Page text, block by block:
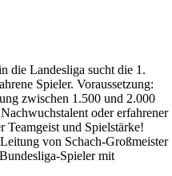
die Landesliga sucht die 1.
Spieler. Voraussetzung:
zwischen 1.500 und 2.000
oder erfahrener
Teamgeist und Spielstärke!
von Schach-Großmeister
Spieler mit